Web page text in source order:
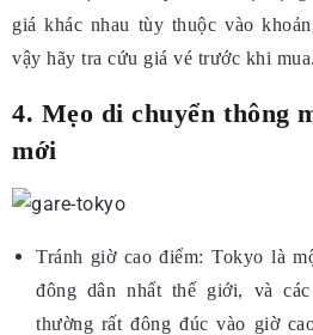
giá khác nhau tùy thuộc vào
vậy hãy tra cứu giá vé trước khi mua.
4. Mẹo di chuyển thông
mới
Tránh giờ cao điểm:Tokyo là
đông dân nhất thế giới, và
thường rất đông đúc vào giờ